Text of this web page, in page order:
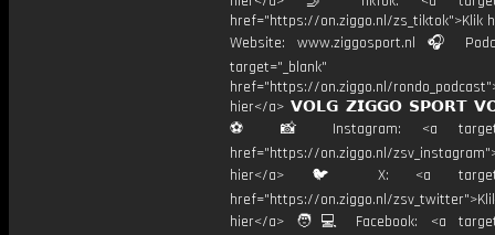
href="https://on.ziggo.nl/zs_tiktok">Klik
Website: www.ziggosport.nl 🎧
target="_blank"
href="https://on.ziggo.nl/
hier</a> 𝗩𝗢𝗟𝗚 𝗭𝗜𝗚𝗚𝗢 𝗦𝗣𝗢𝗥𝗧
⚽️ 📸 Instagram: <a
href="https://on.ziggo.nl/
hier</a> 🐦 X: <a
href="https://on.ziggo.nl/
hier</a> 🧑💻 Facebook: <a